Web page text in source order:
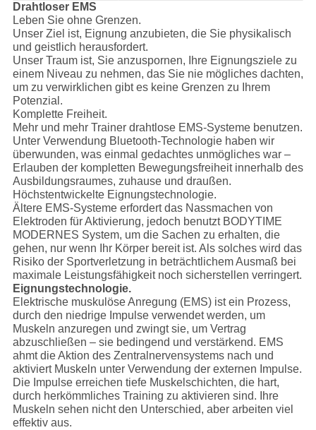
Drahtloser EMS
Leben Sie ohne Grenzen.
Unser Ziel ist, Eignung anzubieten, die Sie physikalisch
und geistlich herausfordert.
Unser Traum ist, Sie anzuspornen, Ihre Eignungsziele zu
einem Niveau zu nehmen, das Sie nie mögliches dachten,
um zu verwirklichen gibt es keine Grenzen zu Ihrem
Potenzial.
Komplette Freiheit.
Mehr und mehr Trainer drahtlose EMS-Systeme benutzen.
Unter Verwendung Bluetooth-Technologie haben wir
überwunden, was einmal gedachtes unmögliches war –
Erlauben der kompletten Bewegungsfreiheit innerhalb des
Ausbildungsraumes, zuhause und draußen.
Höchstentwickelte Eignungstechnologie.
Ältere EMS-Systeme erfordert das Nassmachen von
Elektroden für Aktivierung, jedoch benutzt BODYTIME
MODERNES System, um die Sachen zu erhalten, die
gehen, nur wenn Ihr Körper bereit ist. Als solches wird das
Risiko der Sportverletzung in beträchtlichem Ausmaß bei
maximale Leistungsfähigkeit noch sicherstellen verringert.
Eignungstechnologie.
Elektrische muskulöse Anregung (EMS) ist ein Prozess,
durch den niedrige Impulse verwendet werden, um
Muskeln anzuregen und zwingt sie, um Vertrag
abzuschließen – sie bedingend und verstärkend. EMS
ahmt die Aktion des Zentralnervensystems nach und
aktiviert Muskeln unter Verwendung der externen Impulse.
Die Impulse erreichen tiefe Muskelschichten, die hart,
durch herkömmliches Training zu aktivieren sind. Ihre
Muskeln sehen nicht den Unterschied, aber arbeiten viel
effektiv aus.